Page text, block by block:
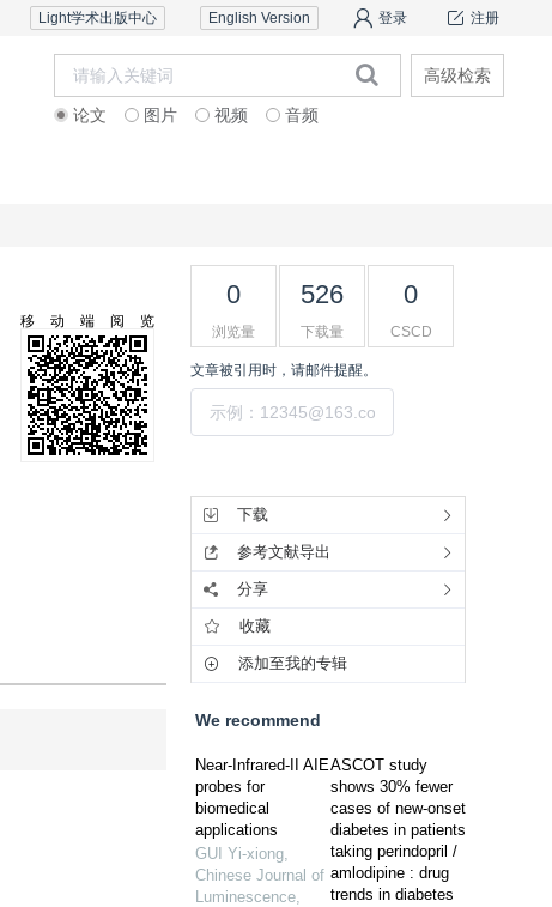
注册
登录
English Version
Light学术出版中心
论文 图片 视频 音频
高级检索
移动端阅览
0
浏览量
526
下载量
0
CSCD
文章被引用时，请邮件提醒。
下载
参考文献导出
分享
收藏
添加至我的专辑
We recommend
Near-Infrared-II AIE
probes for
biomedical
applications
GUI Yi-xiong,
Chinese Journal of
Luminescence,
ASCOT study
shows 30% fewer
cases of new-onset
diabetes in patients
taking perindopril /
amlodipine : drug
trends in diabetes